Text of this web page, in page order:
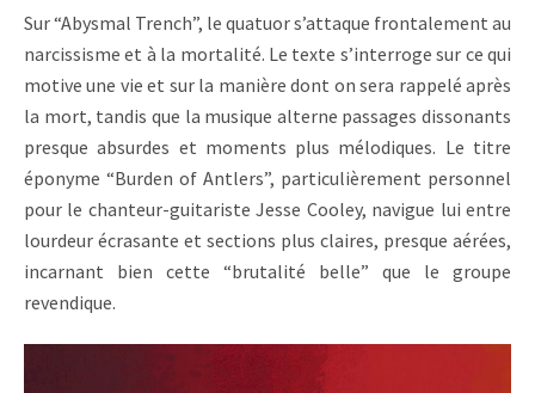
Sur “Abysmal Trench”, le quatuor s’attaque frontalement au
narcissisme et à la mortalité. Le texte s’interroge sur ce qui
motive une vie et sur la manière dont on sera rappelé après
la mort, tandis que la musique alterne passages dissonants
presque absurdes et moments plus mélodiques. Le titre
éponyme “Burden of Antlers”, particulièrement personnel
pour le chanteur-guitariste Jesse Cooley, navigue lui entre
lourdeur écrasante et sections plus claires, presque aérées,
incarnant bien cette “brutalité belle” que le groupe
revendique.